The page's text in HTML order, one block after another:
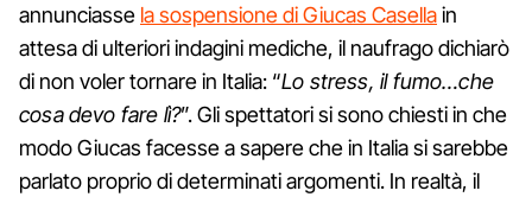
annunciasse la sospensione di Giucas Casellain
attesa di ulteriori indagini mediche, il naufrago dichiarò
di non voler tornare in Italia: “Lo stress, il fumo…che
cosa devo fare lì?”. Gli spettatori si sono chiesti in che
modo Giucas facesse a sapere che in Italia si sarebbe
parlato proprio di determinati argomenti. In realtà, il